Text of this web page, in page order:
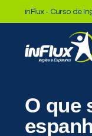
inFlux - Curso de
O que